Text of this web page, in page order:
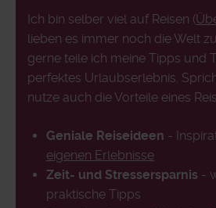
Ich bin selber viel auf Reisen (
lieben es immer noch die Welt
gerne teile ich meine Tipps und
perfektes Urlaubserlebnis.
nutze auch die Vorteile eines
Geniale Reiseideen -
eigenen Erlebnisse
Zeit- und Stressersparnis -
praktische Tipps